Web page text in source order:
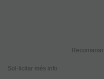
Sol·licitar més info
Recomanar